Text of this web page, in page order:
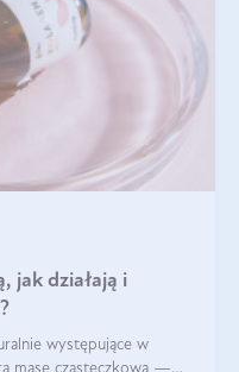
jak działają i
występujące w